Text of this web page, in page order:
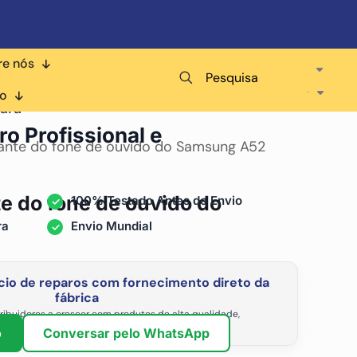
nós
Pesquisa
do fone de ouvido do Samsung A52
do fone de ouvido do
de reparos com fornecimento direto da
fábrica
a crescer com produtos de alta qualidade,
e os preços de atacado mais competitivos.
Profissional e
100% Testado Antes do Envio
Envio Mundial
Conversar pelo WhatsApp